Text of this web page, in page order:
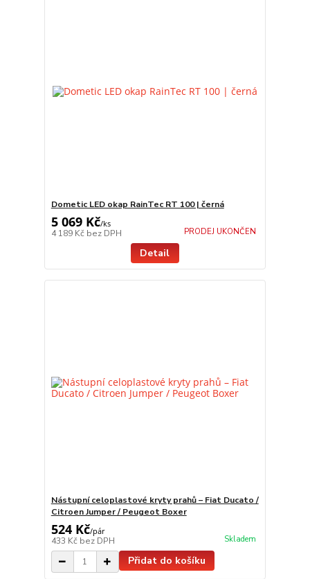
Dometic LED okap RainTec RT 100 | černá
5 069 Kč/ks
4 189 Kč bez DPH PRODEJ UKONČEN
Detail
Nástupní celoplastové kryty prahů – Fiat Ducato /
Citroen Jumper / Peugeot Boxer
524 Kč/pár
433 Kč bez DPH Skladem
Přidat do košíku